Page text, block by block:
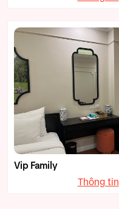
Vip Family
Thông tin